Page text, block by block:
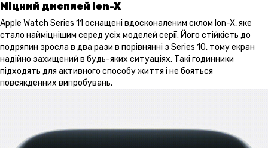
Міцний дисплей Ion-X
Apple Watch Series 11 оснащені вдосконаленим склом Ion-X, яке
стало найміцнішим серед усіх моделей серії. Його стійкість до
подряпин зросла в два рази в порівнянні з Series 10, тому екран
надійно захищений в будь-яких ситуаціях. Такі годинники
підходять для активного способу життя і не бояться
повсякденних випробувань.